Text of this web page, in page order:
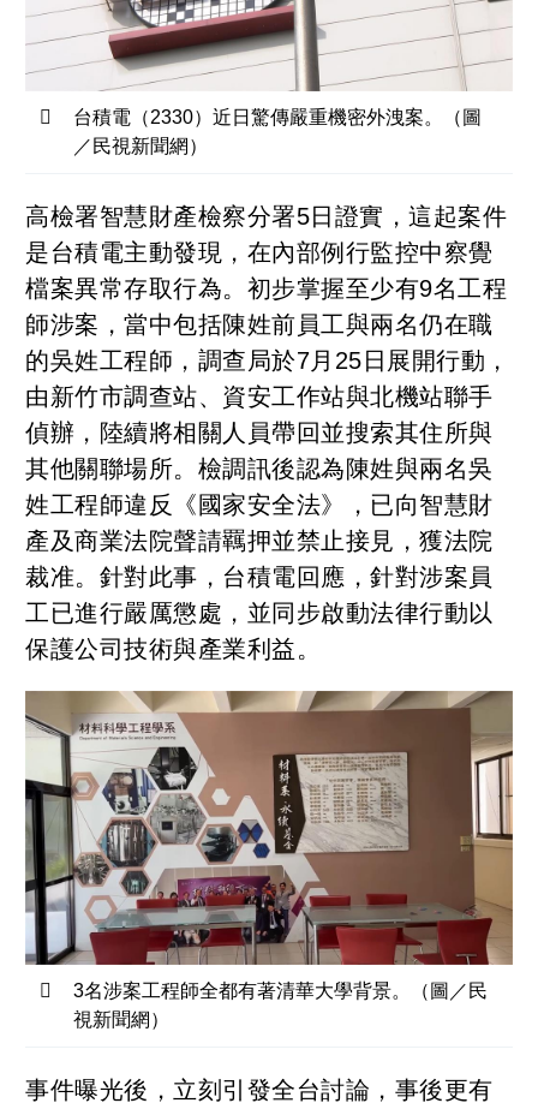
台積電（2330）近日驚傳嚴重機密外洩案。（圖
／民視新聞網）
高檢署智慧財產檢察分署5日證實，這起案件
是台積電主動發現，在內部例行監控中察覺
檔案異常存取行為。初步掌握至少有9名工程
師涉案，當中包括陳姓前員工與兩名仍在職
的吳姓工程師，調查局於7月25日展開行動，
由新竹市調查站、資安工作站與北機站聯手
偵辦，陸續將相關人員帶回並搜索其住所與
其他關聯場所。檢調訊後認為陳姓與兩名吳
姓工程師違反《國家安全法》，已向智慧財
產及商業法院聲請羈押並禁止接見，獲法院
裁准。針對此事，台積電回應，針對涉案員
工已進行嚴厲懲處，並同步啟動法律行動以
保護公司技術與產業利益。
3名涉案工程師全都有著清華大學背景。（圖／民
視新聞網）
事件曝光後，立刻引發全台討論，事後更有